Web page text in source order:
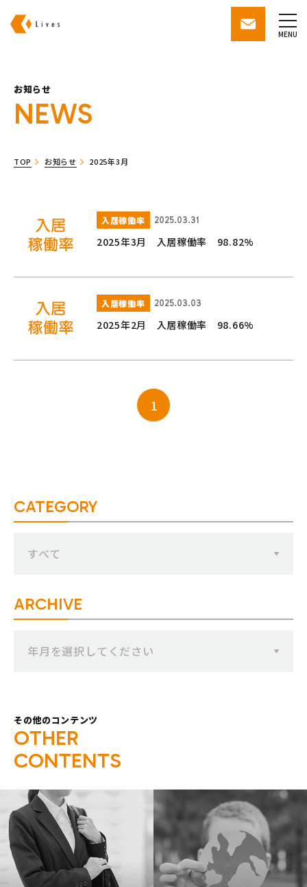
contactMENU
お知らせ
NEWS
TOP お知らせ 2025年3月
入居稼働率 2025.03.31
2025年3月 入居稼働率 98.82%
入居稼働率 2025.03.03
2025年2月 入居稼働率 98.66%
1
CATEGORY
すべて
ARCHIVE
年月を選択してください
その他のコンテンツ
OTHER
CONTENTS